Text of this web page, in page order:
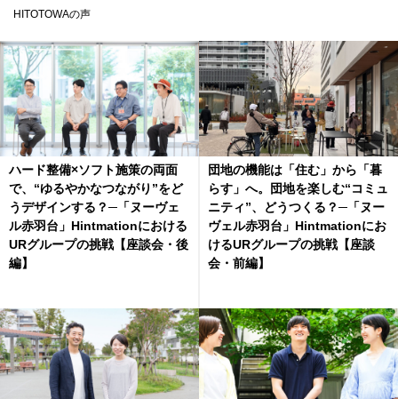
HITOTOWAの声
ハード整備×ソフト施策の両面
で、“ゆるやかなつながり”をど
うデザインする？─「ヌーヴェ
ル赤羽台」Hintmationにおける
URグループの挑戦【座談会・後
編】
団地の機能は「住む」から「暮
らす」へ。団地を楽しむ“コミュ
ニティ”、どうつくる？─「ヌー
ヴェル赤羽台」Hintmationにお
けるURグループの挑戦【座談
会・前編】